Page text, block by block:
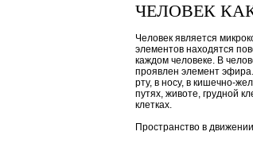
ЧЕЛОВЕК
Человек является
элементов находятся
каждом человеке. В
проявлен элемент
рту, в носу, в кишечно-
путях, животе, грудной
клетках.
Пространство в